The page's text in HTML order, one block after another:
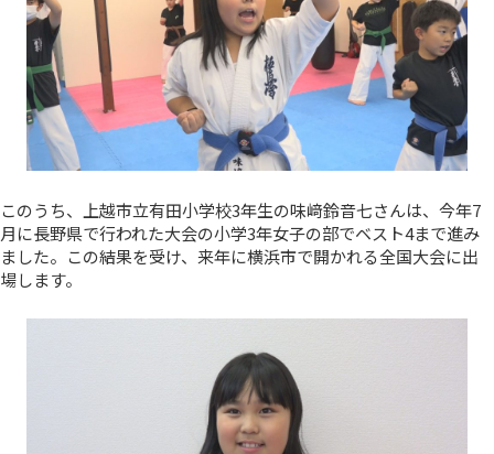
このうち、上越市立有田小学校3年生の味﨑鈴音七さんは、今年7
月に長野県で行われた大会の小学3年女子の部でベスト4まで進み
ました。この結果を受け、来年に横浜市で開かれる全国大会に出
場します。